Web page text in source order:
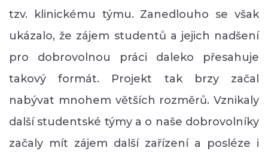
tzv. klinickému týmu. Zanedlouho se však
ukázalo, že zájem studentů a jejich nadšení
pro dobrovolnou práci daleko přesahuje
takový formát. Projekt tak brzy začal
nabývat mnohem větších rozměrů. Vznikaly
další studentské týmy a o naše dobrovolníky
začaly mít zájem další zařízení a posléze i